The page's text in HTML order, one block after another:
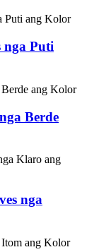
nga Puti
Berde
nga